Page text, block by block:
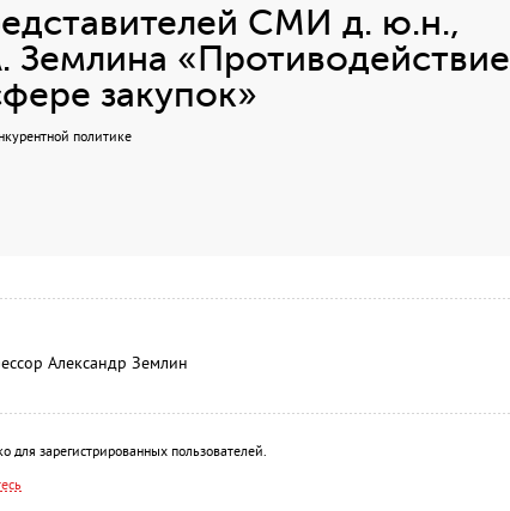
СМИ д. ю.н.,
Землина «Противодействие
закупок»
политике
Александр Землин
для зарегистрированных пользователей.